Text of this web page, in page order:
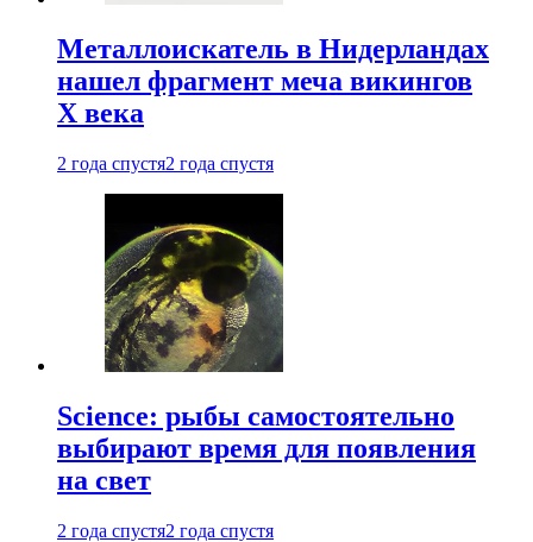
Металлоискатель в Нидерландах
нашел фрагмент меча викингов
X века
2 года спустя2 года спустя
Science: рыбы самостоятельно
выбирают время для появления
на свет
2 года спустя2 года спустя